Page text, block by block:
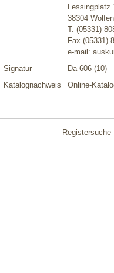
Lessingplatz
38304
T. (05331)
Fax (05331)
e-mail:
Signatur
Da 606 (10)
Katalognachweis
Online-
Registersuche